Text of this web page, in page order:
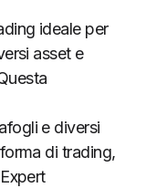
ideale per
asset e
e diversi
di trading,